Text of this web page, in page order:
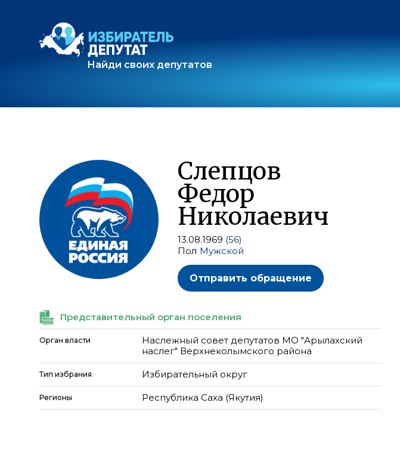
Найди своих депутатов
Слепцов
Федор
Николаевич
13.08.1969 (56)
Пол Мужской
Отправить обращение
Представительный орган поселения
Орган власти
Наслежный совет депутатов МО "Арылахский
наслег" Верхнеколымского района
Тип избрания Избирательный округ
Регионы Республика Саха (Якутия)